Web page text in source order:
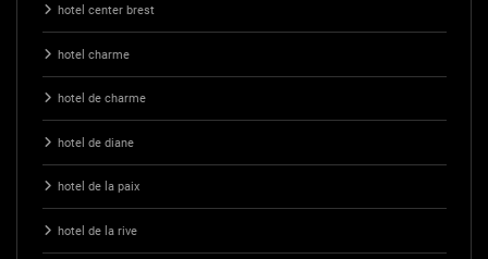
hotel center brest
hotel charme
hotel de charme
hotel de diane
hotel de la paix
hotel de la rive